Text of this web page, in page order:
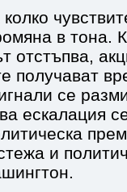
в тона.
отстъпва,
получават
се
ескалация
и